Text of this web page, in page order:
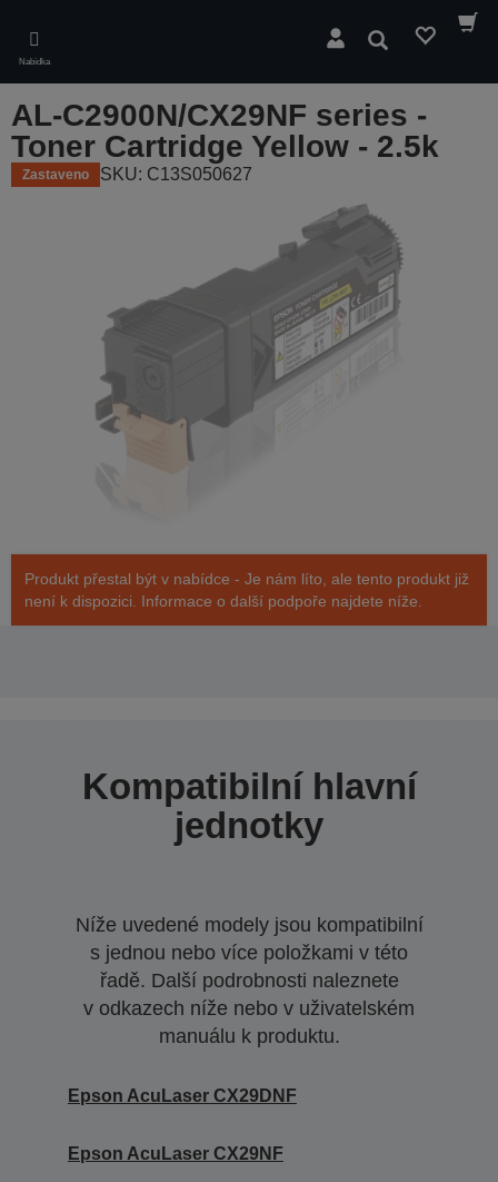
main
content
Nabídka
Hledat
AL-C2900N/CX29NF series -
Toner Cartridge Yellow - 2.5k
Zastaveno SKU: C13S050627
Produkt přestal být v nabídce - Je nám líto, ale tento produkt již
není k dispozici. Informace o další podpoře najdete níže.
Kompatibilní hlavní
jednotky
Níže uvedené modely jsou kompatibilní
s jednou nebo více položkami v této
řadě. Další podrobnosti naleznete
v odkazech níže nebo v uživatelském
manuálu k produktu.
Epson AcuLaser CX29DNF
Epson AcuLaser CX29NF